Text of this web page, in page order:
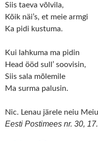
Siis taeva võlvila,
Kõik näi’s, et meie armgi
Ka pidi kustuma.
Kui lahkuma ma pidin
Head ööd sull’ soovisin,
Siis sala mõlemile
Ma surma palusin.
Nic. Lenau järele neiu
Eesti Postimees nr. 30,